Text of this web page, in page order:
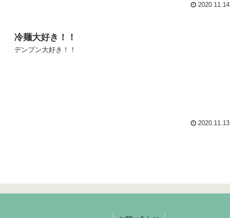
2020.11.14
冷麺大好き！！
デンプン大好き！！
2020.11.13